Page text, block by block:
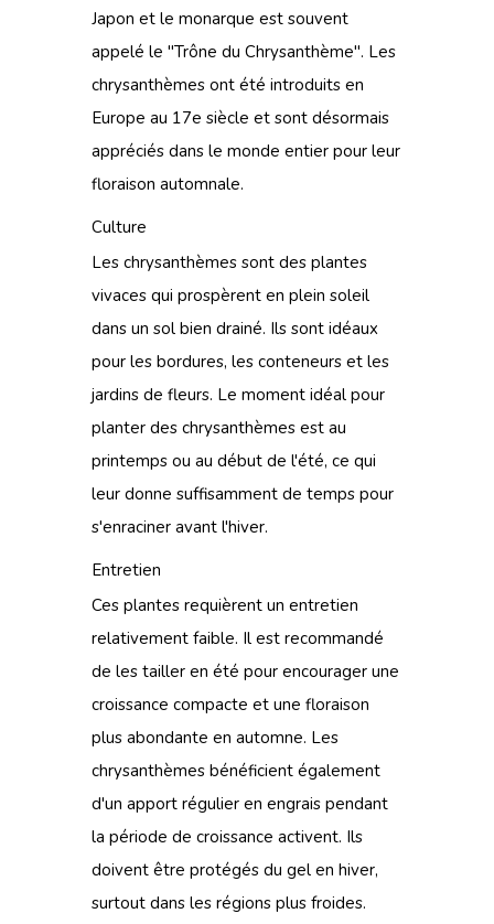
Japon et le monarque est souvent
appelé le "Trône du Chrysanthème". Les
chrysanthèmes ont été introduits en
Europe au 17e siècle et sont désormais
appréciés dans le monde entier pour leur
floraison automnale.
Culture
Les chrysanthèmes sont des plantes
vivaces qui prospèrent en plein soleil
dans un sol bien drainé. Ils sont idéaux
pour les bordures, les conteneurs et les
jardins de fleurs. Le moment idéal pour
planter des chrysanthèmes est au
printemps ou au début de l'été, ce qui
leur donne suffisamment de temps pour
s'enraciner avant l'hiver.
Entretien
Ces plantes requièrent un entretien
relativement faible. Il est recommandé
de les tailler en été pour encourager une
croissance compacte et une floraison
plus abondante en automne. Les
chrysanthèmes bénéficient également
d'un apport régulier en engrais pendant
la période de croissance activent. Ils
doivent être protégés du gel en hiver,
surtout dans les régions plus froides.